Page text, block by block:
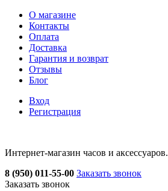
О магазине
Контакты
Оплата
Доставка
Гарантия и возврат
Отзывы
Блог
Вход
Регистрация
Интернет-магазин часов и аксессуаров.
8 (950) 011-55-00 Заказать звонок
Заказать звонок